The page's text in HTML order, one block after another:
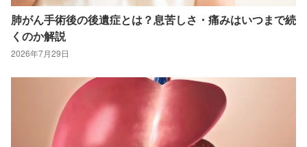
肺がん手術後の後遺症とは？息苦しさ・痛みはいつまで続
くのか解説
2026年7月29日